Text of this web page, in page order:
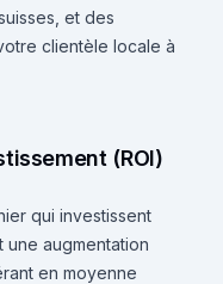
et des
clientèle locale à
(ROI)
qui investissent
une augmentation
en moyenne